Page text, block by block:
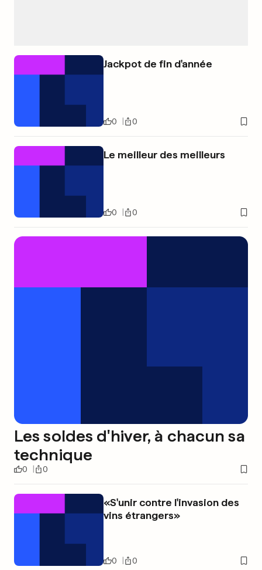
Jackpot de fin d'année
0 0
Le meilleur des meilleurs
0 0
Les soldes d'hiver, à chacun sa
technique
0 0
«S'unir contre l'invasion des
vins étrangers»
0 0